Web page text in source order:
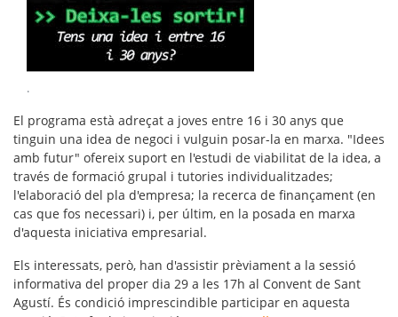
.
El programa està adreçat a joves entre 16 i 30 anys que
tinguin una idea de negoci i vulguin posar-la en marxa. "Idees
amb futur" ofereix suport en l'estudi de viabilitat de la idea, a
través de formació grupal i tutories individualitzades;
l'elaboració del pla d'empresa; la recerca de finançament (en
cas que fos necessari) i, per últim, en la posada en marxa
d'aquesta iniciativa empresarial.
Els interessats, però, han d'assistir prèviament a la sessió
informativa del proper dia 29 a les 17h al Convent de Sant
Agustí. És condició imprescindible participar en aquesta